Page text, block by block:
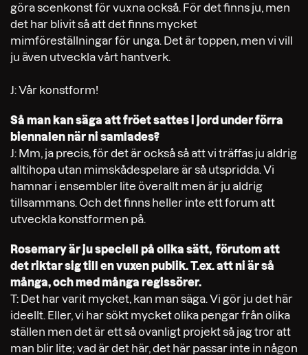
göra scenkonst för vuxna också. För det finns ju, men
det har blivit så att det finns mycket
mimföreställningar för unga. Det är toppen, men vi vill
ju även utveckla vårt hantverk.
J: Vår konstform!
Så man kan säga att fröet sattes i jord under förra
biennalen när ni samlades?
J: Mm, ja precis, för det är också så att vi träffas ju aldrig
alltihopa utan mimskådespelare är så utspridda. Vi
hamnar i ensembler lite överallt men är ju aldrig
tillsammans. Och det finns heller inte ett forum att
utveckla konstformen på.
Rosemary är ju speciell på olika sätt, förutom att
det riktar sig till en vuxen publik. T.ex. att ni är så
många, och med många regissörer.
T: Det har varit mycket, kan man säga. Vi gör ju det här
ideellt. Eller, vi har sökt mycket olika pengar från olika
ställen men det är ett så ovanligt projekt så jag tror att
man blir lite; vad är det här, det här passar inte in någon